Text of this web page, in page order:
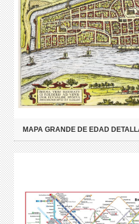
MAPA GRANDE DE EDAD